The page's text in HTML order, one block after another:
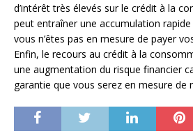
d’intérêt très élevés sur le crédit à la
peut entraîner une accumulation
vous n’êtes pas en mesure de payer
Enfin, le recours au crédit à la
une augmentation du risque financier
garantie que vous serez en mesure de